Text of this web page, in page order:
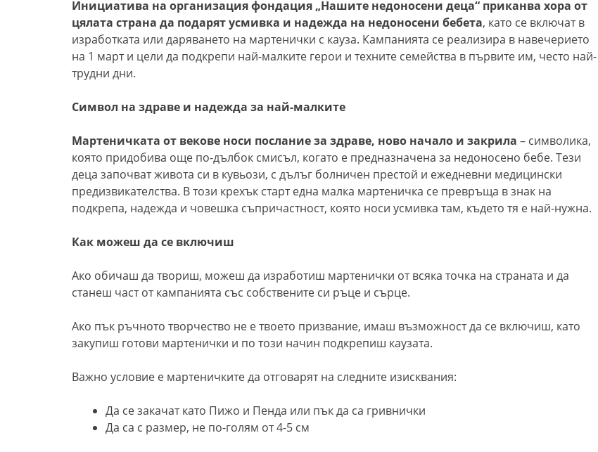
Инициатива на организация фондация „Нашите недоносени деца“ приканва хора от
цялата страна да подарят усмивка и надежда на недоносени бебета, като се включат в
изработката или даряването на мартенички с кауза. Кампанията се реализира в навечерието
на 1 март и цели да подкрепи най-малките герои и техните семейства в първите им, често най-
трудни дни.
Символ на здраве и надежда за най-малките
Мартеничката от векове носи послание за здраве, ново начало и закрила – символика,
която придобива още по-дълбок смисъл, когато е предназначена за недоносено бебе. Тези
деца започват живота си в кувьози, с дълъг болничен престой и ежедневни медицински
предизвикателства. В този крехък старт една малка мартеничка се превръща в знак на
подкрепа, надежда и човешка съпричастност, която носи усмивка там, където тя е най-нужна.
Как можеш да се включиш
Ако обичаш да твориш, можеш да изработиш мартенички от всяка точка на страната и да
станеш част от кампанията със собствените си ръце и сърце.
Ако пък ръчното творчество не е твоето призвание, имаш възможност да се включиш, като
закупиш готови мартенички и по този начин подкрепиш каузата.
Важно условие е мартеничките да отговарят на следните изисквания:
Да се закачат като Пижо и Пенда или пък да са гривнички
Да са с размер, не по-голям от 4-5 см